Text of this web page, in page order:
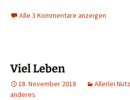
Alle 3 Kommentare anzeigen
Viel Leben
18. November 2018 Allerlei
anderes